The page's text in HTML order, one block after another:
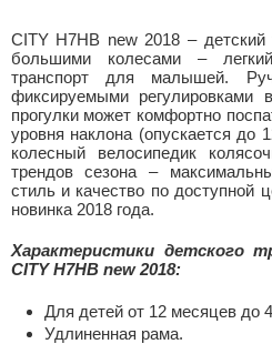
CITY H7HB new 2018 – детский
большими колесами –
транспорт для малышей.
фиксируемыми регулировками
прогулки может комфортно
уровня наклона (опускается до
колесный велосипедик
трендов сезона –
стиль и качество по
новинка 2018 года.
Характеристики детского
CITY H7HB new 2018:
Для детей от 12 месяцев до
Удлиненная рама.